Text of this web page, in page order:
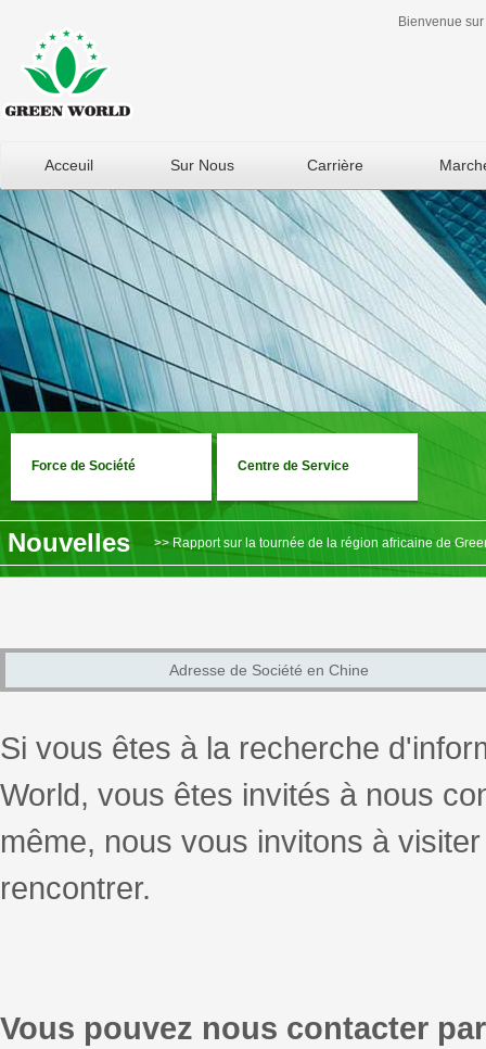
Bienvenue
Acceuil Sur Nous Carrière
Force de Société Centre de Service
Nouvelles >> Rapport sur la tournée de la région africaine de
>> Nouvel An, Nouveau Début——Une visite en
>> Les distributeurs d'outre-mer de Green World
Adresse de Société en Chine
Si vous êtes à la recherche
World, vous êtes invités à nous
même, nous vous invitons à
rencontrer.
Vous pouvez nous contacter